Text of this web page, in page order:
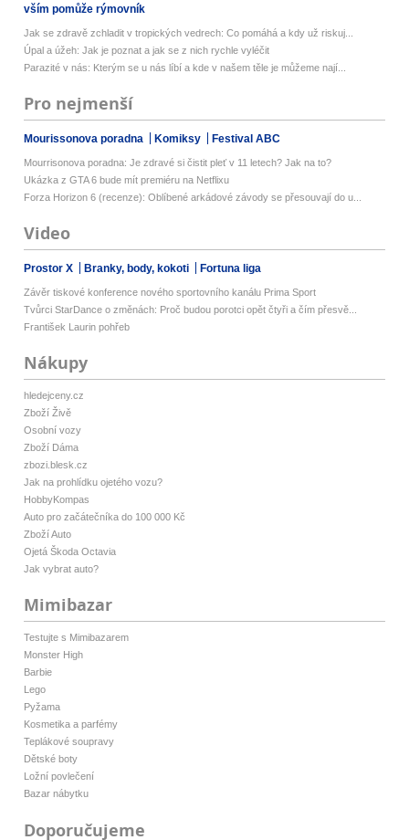
vším pomůže rýmovník
Jak se zdravě zchladit v tropických vedrech: Co pomáhá a kdy už riskuj...
Úpal a úžeh: Jak je poznat a jak se z nich rychle vyléčit
Parazité v nás: Kterým se u nás líbí a kde v našem těle je můžeme nají...
Pro nejmenší
Mourissonova poradna Komiksy Festival ABC
Mourrisonova poradna: Je zdravé si čistit pleť v 11 letech? Jak na to?
Ukázka z GTA 6 bude mít premiéru na Netflixu
Forza Horizon 6 (recenze): Oblíbené arkádové závody se přesouvají do u...
Video
Prostor X Branky, body, kokoti Fortuna liga
Závěr tiskové konference nového sportovního kanálu Prima Sport
Tvůrci StarDance o změnách: Proč budou porotci opět čtyři a čím přesvě...
František Laurin pohřeb
Nákupy
hledejceny.cz
Zboží Živě
Osobní vozy
Zboží Dáma
zbozi.blesk.cz
Jak na prohlídku ojetého vozu?
HobbyKompas
Auto pro začátečníka do 100 000 Kč
Zboží Auto
Ojetá Škoda Octavia
Jak vybrat auto?
Mimibazar
Testujte s Mimibazarem
Monster High
Barbie
Lego
Pyžama
Kosmetika a parfémy
Teplákové soupravy
Dětské boty
Ložní povlečení
Bazar nábytku
Doporučujeme